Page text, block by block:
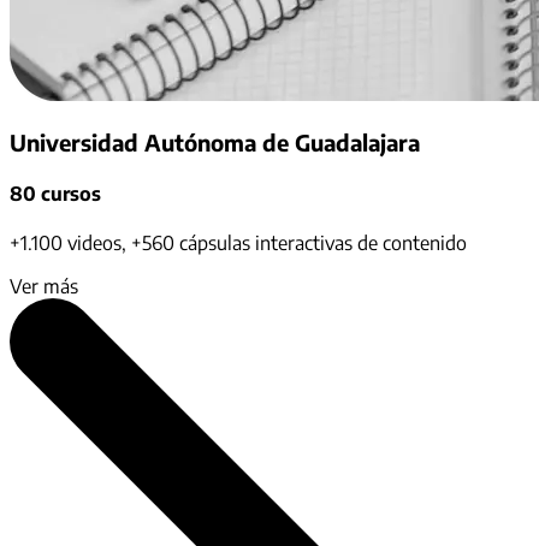
Universidad Autónoma de Guadalajara
80 cursos
+1.100 videos, +560 cápsulas interactivas de contenido
Ver más